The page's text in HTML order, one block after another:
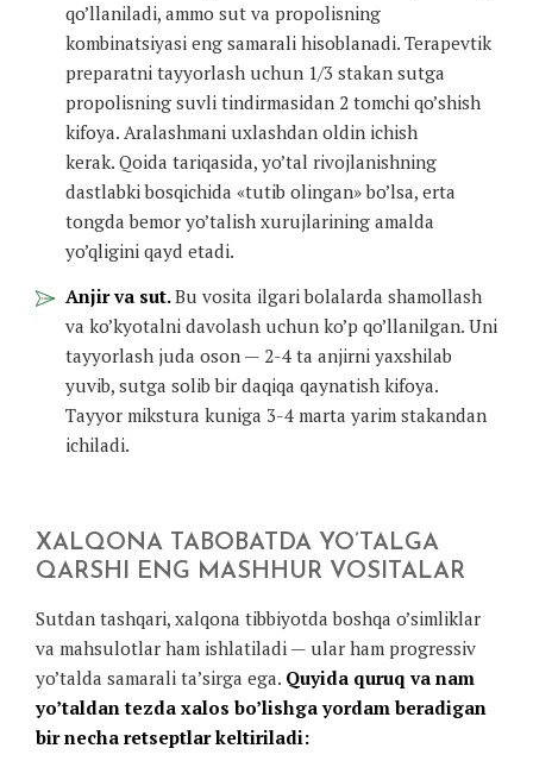
qo’llaniladi, ammo sut va propolisning
kombinatsiyasi eng samarali hisoblanadi. Terapevtik
preparatni tayyorlash uchun 1/3 stakan sutga
propolisning suvli tindirmasidan 2 tomchi qo’shish
kifoya. Aralashmani uxlashdan oldin ichish
kerak. Qoida tariqasida, yo’tal rivojlanishning
dastlabki bosqichida «tutib olingan» bo’lsa, erta
tongda bemor yo’talish xurujlarining amalda
yo’qligini qayd etadi.
Anjir va sut.Bu vosita ilgari bolalarda shamollash
va ko’kyotalni davolash uchun ko’p qo’llanilgan. Uni
tayyorlash juda oson — 2-4 ta anjirni yaxshilab
yuvib, sutga solib bir daqiqa qaynatish kifoya.
Tayyor mikstura kuniga 3-4 marta yarim stakandan
ichiladi.
XALQONA TABOBATDA YO’TALGA
QARSHI ENG MASHHUR VOSITALAR
Sutdan tashqari, xalqona tibbiyotda boshqa o’simliklar
va mahsulotlar ham ishlatiladi — ular ham progressiv
yo’talda samarali ta’sirga ega. Quyida quruq va nam
yo’taldan tezda xalos bo’lishga yordam beradigan
bir necha retseptlar keltiriladi: